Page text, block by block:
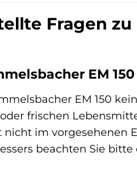
Fragen
EM
EM 150
frischen
im vorgesehenen
beachten Sie